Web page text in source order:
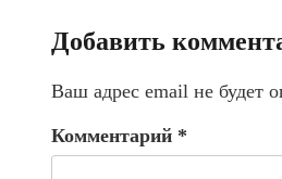
Добавить
Ваш адрес email не будет
Комментарий *